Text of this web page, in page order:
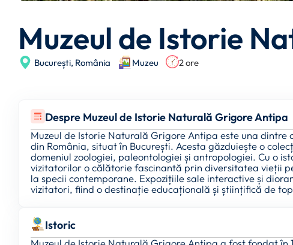
Muzeul de Istorie
București, România Muzeu 2 ore
Despre Muzeul de Istorie Naturală Grigore Antipa
Muzeul de Istorie Naturală Grigore Antipa este una
din România, situat în București. Acesta găzduiește o
domeniul zoologiei, paleontologiei și antropologiei. Cu o
vizitatorilor o călătorie fascinantă prin diversitatea vieții
la specii contemporane. Expozițiile sale interactive și
vizitatori, fiind o destinație educațională și științifică de
Istoric